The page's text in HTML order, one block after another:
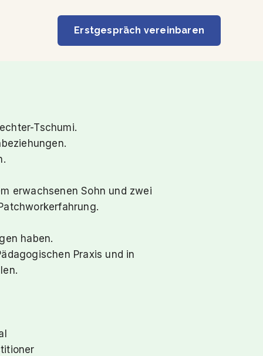
Erstgespräch vereinbaren
Tschumi.
erwachsenen Sohn und zwei
haben.
Praxis und in